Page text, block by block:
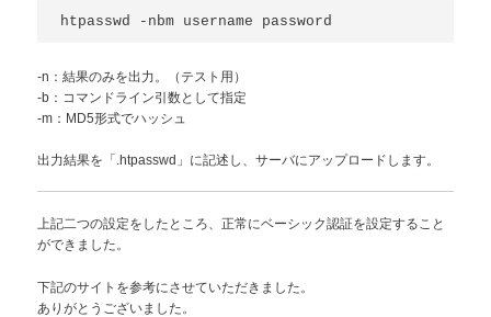
-n：結果のみを出力。（テスト用）
-b：コマンドライン引数として指定
-m：MD5形式でハッシュ
出力結果を「.htpasswd」に記述し、サーバにアップロードします。
上記二つの設定をしたところ、正常にベーシック認証を設定すること
ができました。
下記のサイトを参考にさせていただきました。
ありがとうございました。